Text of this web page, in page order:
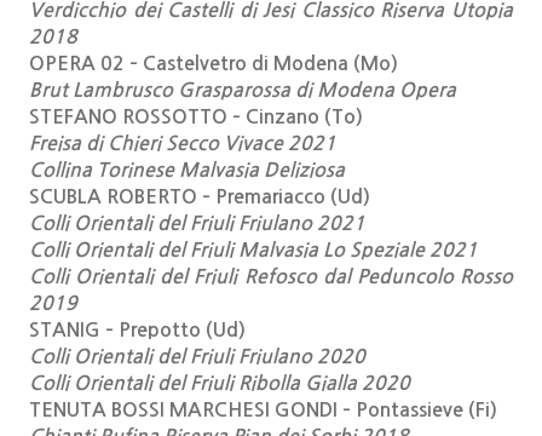
Verdicchio dei Castelli di Jesi Classico Riserva Utopia
2018
OPERA 02 – Castelvetro di Modena (Mo)
Brut Lambrusco Grasparossa di Modena Opera
STEFANO ROSSOTTO – Cinzano (To)
Freisa di Chieri Secco Vivace 2021
Collina Torinese Malvasia Deliziosa
SCUBLA ROBERTO – Premariacco (Ud)
Colli Orientali del Friuli Friulano 2021
Colli Orientali del Friuli Malvasia Lo Speziale 2021
Colli Orientali del Friuli Refosco dal Peduncolo Rosso
2019
STANIG – Prepotto (Ud)
Colli Orientali del Friuli Friulano 2020
Colli Orientali del Friuli Ribolla Gialla 2020
TENUTA BOSSI MARCHESI GONDI – Pontassieve (Fi)